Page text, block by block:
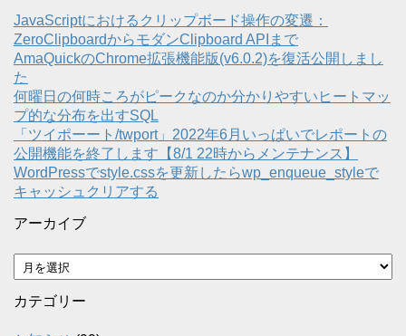
JavaScriptにおけるクリップボード操作の変遷：
ZeroClipboardからモダンClipboard APIまで
AmaQuickのChrome拡張機能版(v6.0.2)を復活公開しまし
た
何曜日の何時ころがピークなのか分かりやすいヒートマッ
プ的な分布を出すSQL
「ツイポーート/twport」2022年6月いっぱいでレポートの
公開機能を終了します【8/1 22時からメンテナンス】
WordPressでstyle.cssを更新したらwp_enqueue_styleで
キャッシュクリアする
アーカイブ
ア
ー
カ
カテゴリー